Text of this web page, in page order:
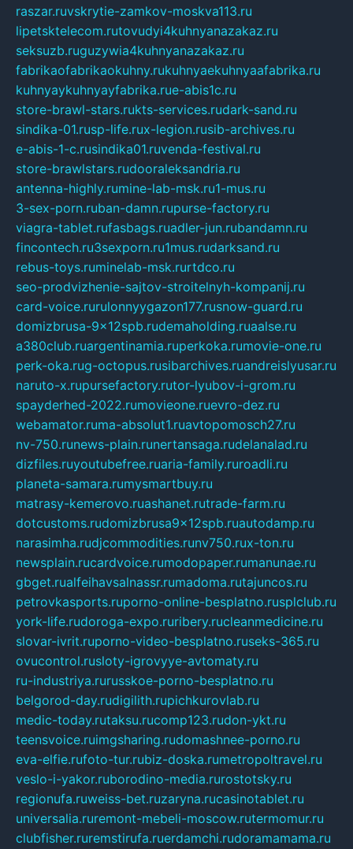
raszar.ruvskrytie-zamkov-moskva113.ru
lipetsktelecom.rutovudyi4kuhnyanazakaz.ru
seksuzb.ruguzywia4kuhnyanazakaz.ru
fabrikaofabrikaokuhny.rukuhnyaekuhnyaafabrika.ru
kuhnyaykuhnyayfabrika.rue-abis1c.ru
store-brawl-stars.rukts-services.rudark-sand.ru
sindika-01.rusp-life.rux-legion.rusib-archives.ru
e-abis-1-c.rusindika01.ruvenda-festival.ru
store-brawlstars.rudooraleksandria.ru
antenna-highly.rumine-lab-msk.ru1-mus.ru
3-sex-porn.ruban-damn.rupurse-factory.ru
viagra-tablet.rufasbags.ruadler-jun.rubandamn.ru
fincontech.ru3sexporn.ru1mus.rudarksand.ru
rebus-toys.ruminelab-msk.rurtdco.ru
seo-prodvizhenie-sajtov-stroitelnyh-kompanij.ru
card-voice.rurulonnyygazon177.rusnow-guard.ru
domizbrusa-9x12spb.rudemaholding.ruaalse.ru
a380club.ruargentinamia.ruperkoka.rumovie-one.ru
perk-oka.rug-octopus.rusibarchives.ruandreislyusar.ru
naruto-x.rupursefactory.rutor-lyubov-i-grom.ru
spayderhed-2022.rumovieone.ruevro-dez.ru
webamator.ruma-absolut1.ruavtopomosch27.ru
nv-750.runews-plain.runertansaga.rudelanalad.ru
dizfiles.ruyoutubefree.ruaria-family.ruroadli.ru
planeta-samara.rumysmartbuy.ru
matrasy-kemerovo.ruashanet.rutrade-farm.ru
dotcustoms.rudomizbrusa9x12spb.ruautodamp.ru
narasimha.rudjcommodities.runv750.rux-ton.ru
newsplain.rucardvoice.rumodopaper.rumanunae.ru
gbget.rualfeihavsalnassr.rumadoma.rutajuncos.ru
petrovkasports.ruporno-online-besplatno.rusplclub.ru
york-life.rudoroga-expo.ruribery.rucleanmedicine.ru
slovar-ivrit.ruporno-video-besplatno.ruseks-365.ru
ovucontrol.rusloty-igrovyye-avtomaty.ru
ru-industriya.rurusskoe-porno-besplatno.ru
belgorod-day.rudigilith.rupichkurovlab.ru
medic-today.rutaksu.rucomp123.rudon-ykt.ru
teensvoice.ruimgsharing.rudomashnee-porno.ru
eva-elfie.rufoto-tur.rubiz-doska.rumetropoltravel.ru
veslo-i-yakor.ruborodino-media.rurostotsky.ru
regionufa.ruweiss-bet.ruzaryna.rucasinotablet.ru
universalia.ruremont-mebeli-moscow.rutermomur.ru
clubfisher.ruremstirufa.ruerdamchi.rudoramamama.ru